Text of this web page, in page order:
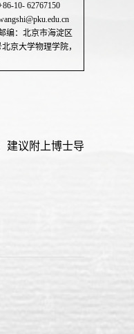
10- 62767150
编：北京市海淀区
京大学物理学院，
建议附上博士导